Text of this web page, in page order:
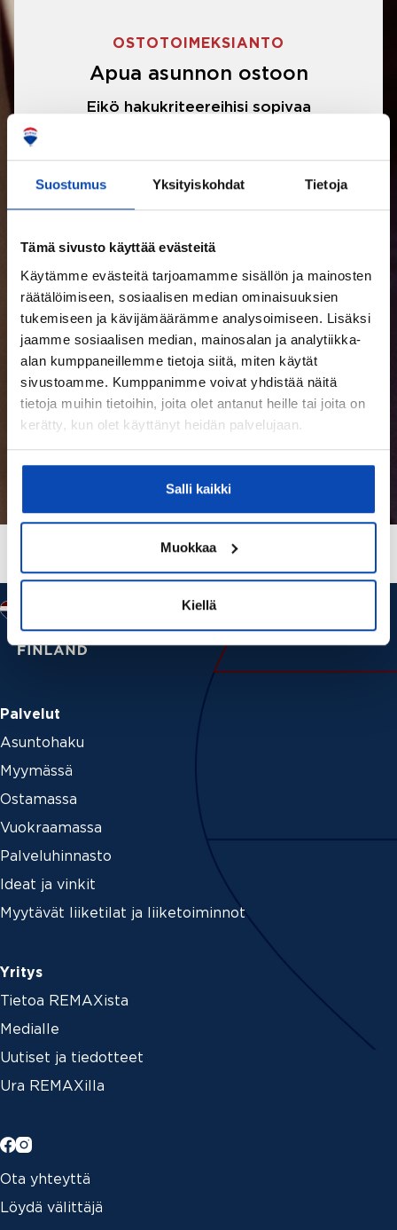
Suostumus Yksityiskohdat Tietoja
Tämä sivusto käyttää evästeitä
Käytämme evästeitä tarjoamamme sisällön ja mainosten
räätälöimiseen, sosiaalisen median ominaisuuksien
tukemiseen ja kävijämäärämme analysoimiseen. Lisäksi
jaamme sosiaalisen median, mainosalan ja analytiikka-
alan kumppaneillemme tietoja siitä, miten käytät
sivustoamme. Kumppanimme voivat yhdistää näitä
tietoja muihin tietoihin, joita olet antanut heille tai joita on
kerätty, kun olet käyttänyt heidän palvelujaan.
Salli kaikki
Muokkaa
Kiellä
OSTOTOIMEKSIANTO
Apua asunnon ostoon
Eikö hakukriteereihisi sopivaa
LUE LISÄÄ
Palvelut
Asuntohaku
Myymässä
Ostamassa
Vuokraamassa
Palveluhinnasto
Ideat ja vinkit
Myytävät liiketilat ja liiketoiminnot
Yritys
Tietoa REMAXista
Medialle
Uutiset ja tiedotteet
Ura REMAXilla
Ota yhteyttä
Löydä välittäjä